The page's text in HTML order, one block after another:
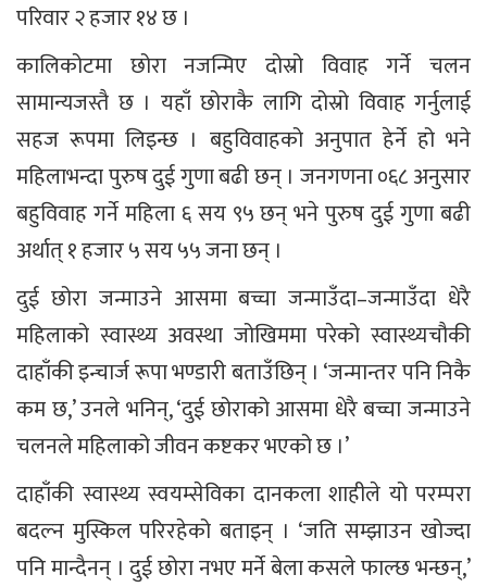
परिवार २ हजार १४ छ ।
कालिकोटमा छोरा नजन्मिए दोस्रो विवाह गर्ने चलन
सामान्यजस्तै छ । यहाँ छोराकै लागि दोस्रो विवाह गर्नुलाई
सहज रूपमा लिइन्छ । बहुविवाहको अनुपात हेर्ने हो भने
महिलाभन्दा पुरुष दुई गुणा बढी छन् । जनगणना ०६८ अनुसार
बहुविवाह गर्ने महिला ६ सय ९५ छन् भने पुरुष दुई गुणा बढी
अर्थात् १ हजार ५ सय ५५ जना छन् ।
दुई छोरा जन्माउने आसमा बच्चा जन्माउँदा–जन्माउँदा धेरै
महिलाको स्वास्थ्य अवस्था जोखिममा परेको स्वास्थ्यचौकी
दाहाँकी इन्चार्ज रूपा भण्डारी बताउँछिन् । ‘जन्मान्तर पनि निकै
कम छ,’ उनले भनिन्, ‘दुई छोराको आसमा धेरै बच्चा जन्माउने
चलनले महिलाको जीवन कष्टकर भएको छ ।’
दाहाँकी स्वास्थ्य स्वयम्सेविका दानकला शाहीले यो परम्परा
बदल्न मुस्किल परिरहेको बताइन् । ‘जति सम्झाउन खोज्दा
पनि मान्दैनन् । दुई छोरा नभए मर्ने बेला कसले फाल्छ भन्छन्,’